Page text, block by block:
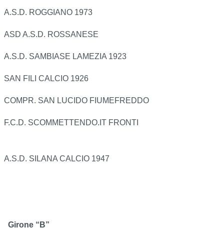
A.S.D. ROGGIANO 1973
ASD A.S.D. ROSSANESE
A.S.D. SAMBIASE LAMEZIA 1923
SAN FILI CALCIO 1926
COMPR. SAN LUCIDO FIUMEFREDDO
F.C.D. SCOMMETTENDO.IT FRONTI
A.S.D. SILANA CALCIO 1947
Girone “B”